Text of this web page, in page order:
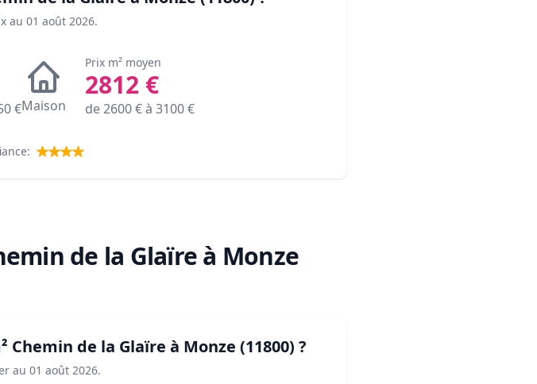
au 01 août 2026.
€Maison
Prix m² moyen
2812€
de2600€ à 3100€
de la Glaïre à Monze
Chemin de la Glaïre à Monze (11800) ?
au 01 août 2026.